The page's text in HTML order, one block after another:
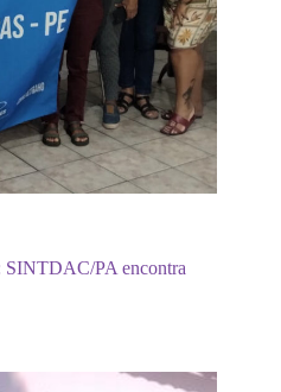
SINTDAC/PA encontra